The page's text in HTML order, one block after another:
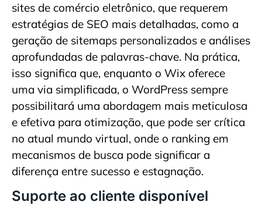
sites de comércio eletrônico, que requerem
estratégias de SEO mais detalhadas, como a
geração de sitemaps personalizados e análises
aprofundadas de palavras-chave. Na prática,
isso significa que, enquanto o Wix oferece
uma via simplificada, o WordPress sempre
possibilitará uma abordagem mais meticulosa
e efetiva para otimização, que pode ser crítica
no atual mundo virtual, onde o ranking em
mecanismos de busca pode significar a
diferença entre sucesso e estagnação.
Suporte ao cliente disponível